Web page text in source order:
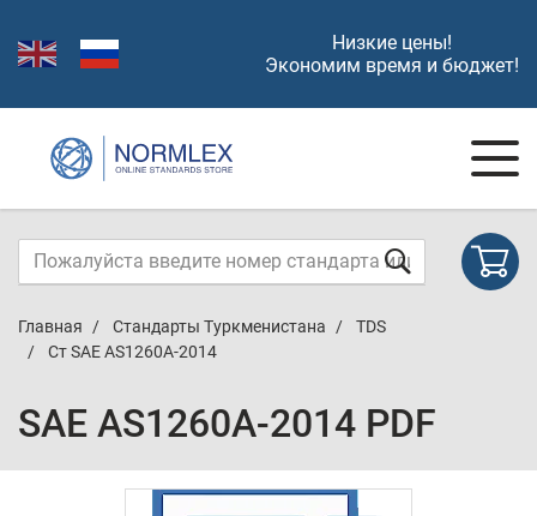
Низкие цены!
Экономим время и бюджет!
Главная Стандарты Туркменистана
TDS
Ст SAE AS1260A-2014
SAE AS1260A-2014 PDF